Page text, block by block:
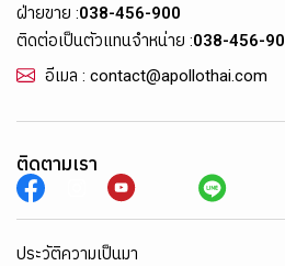
ฝ่ายขาย :038-456-900
ติดต่อเป็นตัวแทนจำหน่าย :038-456-
อีเมล : contact@apollothai.com
ติดตามเรา
ประวัติความเป็นมา